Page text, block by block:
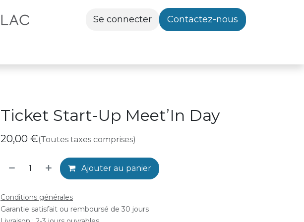
Se connecter Contactez-nous
Ticket Start-Up Meet’In Day
20,00 €(Toutes taxes comprises)
Ajouter au panier
Conditions générales
Garantie satisfait ou remboursé de 30 jours